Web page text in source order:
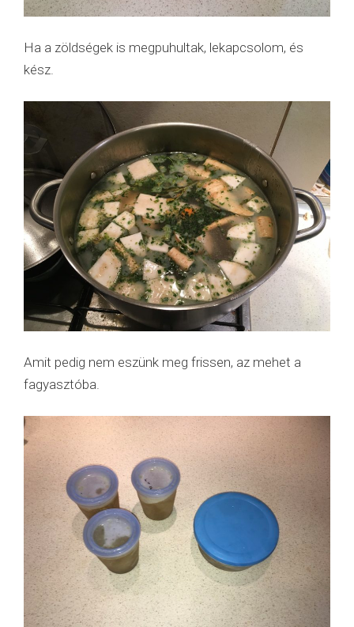
Ha a zöldségek is megpuhultak, lekapcsolom, és
kész.
Amit pedig nem eszünk meg frissen, az mehet a
fagyasztóba.